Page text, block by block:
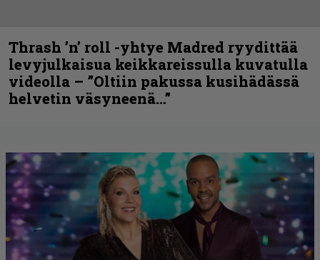
Thrash ’n’ roll -yhtye Madred ryydittää
levyjulkaisua keikkareissulla kuvatulla
videolla – ”Oltiin pakussa kusihädässä
helvetin väsyneenä…”